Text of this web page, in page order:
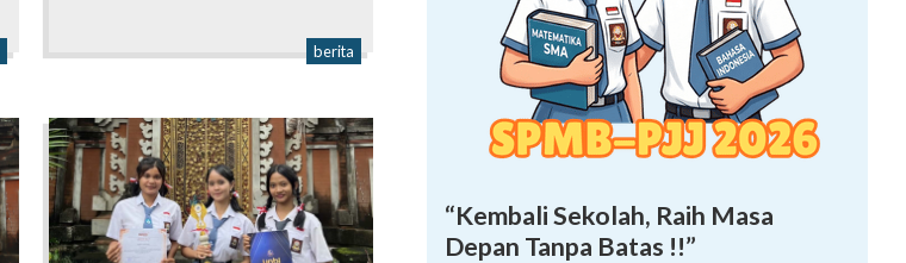
berita
“Kembali Sekolah, Raih Masa
Depan Tanpa Batas !!”